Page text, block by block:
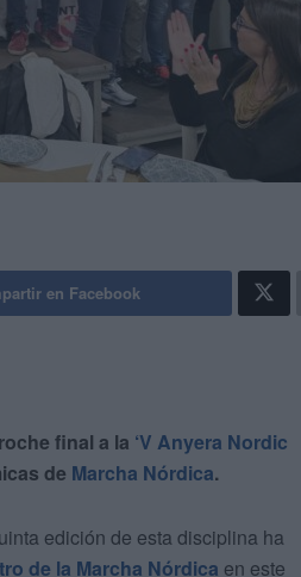
en Facebook
final a la ‘V Anyera Nordic
de Marcha Nórdica.
edición de esta disciplina ha
de la Marcha Nórdica en este